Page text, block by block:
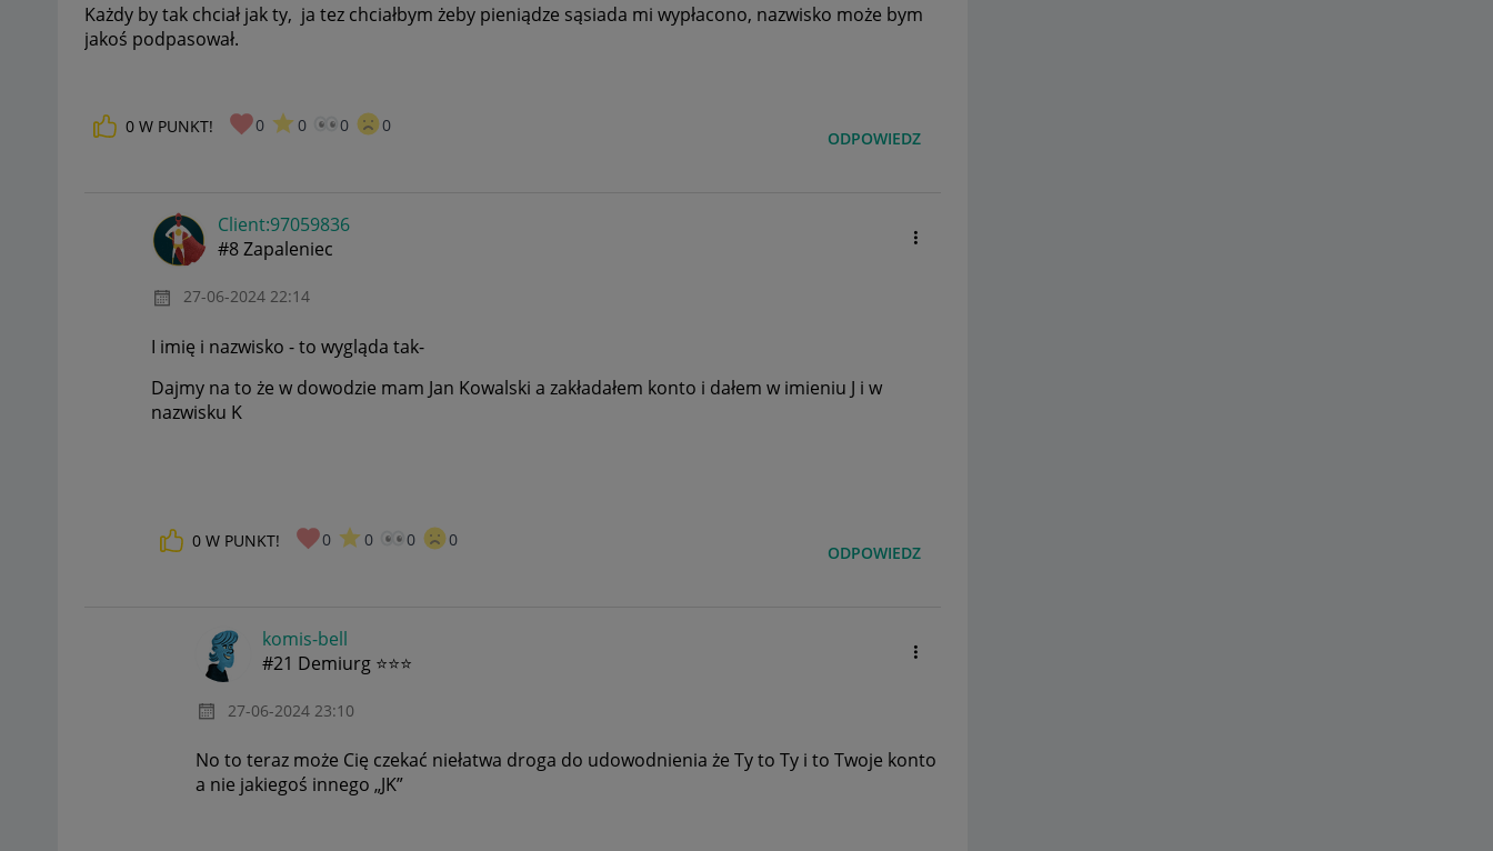
Każdy by tak chciał jak ty, ja tez chciałbym żeby pieniądze sąsiada mi wypłacono, nazwisko może bym
jakoś podpasował.
0 W PUNKT! 0 0 0 0
ODPOWIEDZ
Client:97059836
#8 Zapaleniec
‎27-06-2024 22:14
I imię i nazwisko - to wygląda tak-
Dajmy na to że w dowodzie mam Jan Kowalski a zakładałem konto i dałem w imieniu J i w
nazwisku K
0 W PUNKT! 0 0 0 0
ODPOWIEDZ
komis-bell
#21 Demiurg ⭐⭐⭐
‎27-06-2024 23:10
No to teraz może Cię czekać niełatwa droga do udowodnienia że Ty to Ty i to Twoje konto
a nie jakiegoś innego „JK”